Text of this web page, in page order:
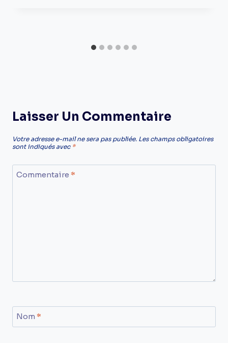
Laisser Un Commentaire
Votre adresse e-mail ne sera pas publiée. Les champs obligatoires
sont indiqués avec *
Commentaire *
Nom *